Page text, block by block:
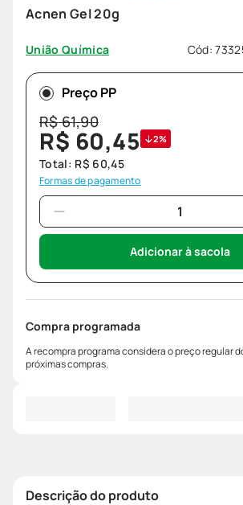
Acnen Gel 20g
União Química Cód:
Preço PP
R$61,90
R$ 60,45 2%
Total: R$ 60,45
Formas de pagamento
Adicionar à sacola
Compra programada
A recompra programa considera o preço regular
próximas compras.
Descrição do produto